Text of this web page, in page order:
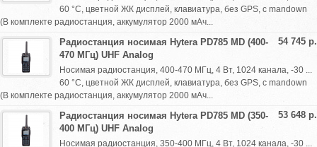
60 °С, цветной ЖК дисплей, клавиатура, без GPS, с mandown
(В комплекте радиостанция, аккумулятор 2000 мАч...
54 745 р.
Радиостанция носимая Hytera PD785 MD (400-
470 МГц) UHF Analog
Носимая радиостанция, 400-470 МГц, 4 Вт, 1024 канала, -30 ...
60 °С, цветной ЖК дисплей, клавиатура, без GPS, с mandown
(В комплекте радиостанция, аккумулятор 2000 мАч...
53 648 р.
Радиостанция носимая Hytera PD785 MD (350-
400 МГц) UHF Analog
Носимая радиостанция, 350-400 МГц, 4 Вт, 1024 канала, -30 ...